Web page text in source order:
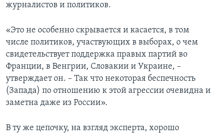
журналистов и политиков.
«Это не особенно скрывается и касается, в том
числе политиков, участвующих в выборах, о чем
свидетельствует поддержка правых партий во
Франции, в Венгрии, Словакии и Украине, –
утверждает он. – Так что некоторая беспечность
(Запада) по отношению к этой агрессии очевидна и
заметна даже из России».
В ту же цепочку, на взгляд эксперта, хорошо